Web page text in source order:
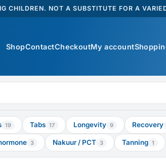
CHILDREN. NOT A SUBSTITUTE FOR A
ShopContactCheckoutMy account
19 Tabs 17 Longevity 9 Recovery
3 Nakuur / PCT 3 Tanning 1